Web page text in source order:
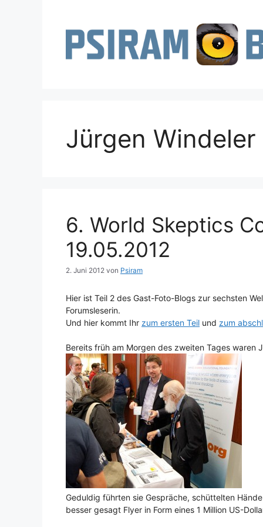
Jürgen Windeler
6. World Skeptics
19.05.2012
2. Juni 2012 von Psiram
Hier ist Teil 2 des Gast-Foto-Blogs zur sechsten
Forumsleserin.
Und hier kommt Ihr zum ersten Teil und zum
Bereits früh am Morgen des zweiten Tages waren
Geduldig führten sie Gespräche, schüttelten
besser gesagt Flyer in Form eines 1 Million US-